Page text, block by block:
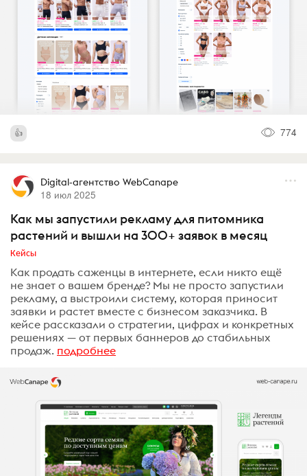
774
Digital-агентство WebCanape
18 июл 2025
Как мы запустили рекламу для питомника
растений и вышли на 300+ заявок в месяц
Кейсы
Как продать саженцы в интернете, если никто ещё
не знает о вашем бренде? Мы не просто запустили
рекламу, а выстроили систему, которая приносит
заявки и растет вместе с бизнесом заказчика. В
кейсе рассказали о стратегии, цифрах и конкретных
решениях — от первых баннеров до стабильных
продаж. подробнее